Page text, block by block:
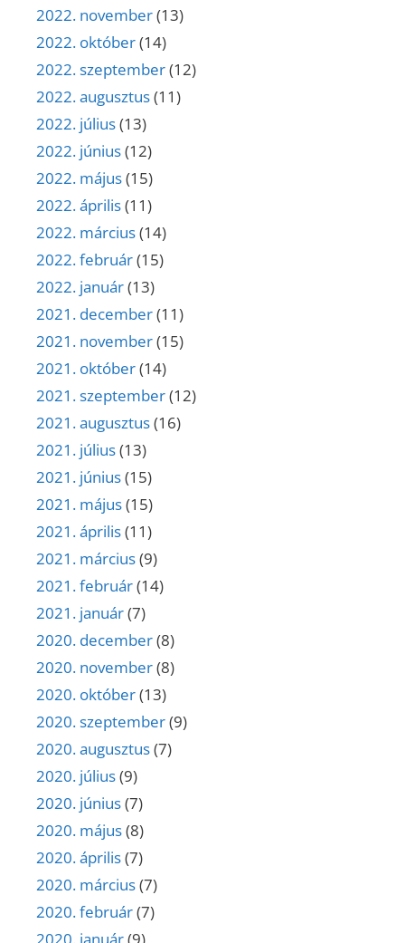
2022. november(13)
2022. október(14)
2022. szeptember(12)
2022. augusztus(11)
2022. július(13)
2022. június(12)
2022. május(15)
2022. április(11)
2022. március(14)
2022. február(15)
2022. január(13)
2021. december(11)
2021. november(15)
2021. október(14)
2021. szeptember(12)
2021. augusztus(16)
2021. július(13)
2021. június(15)
2021. május(15)
2021. április(11)
2021. március(9)
2021. február(14)
2021. január(7)
2020. december(8)
2020. november(8)
2020. október(13)
2020. szeptember(9)
2020. augusztus(7)
2020. július(9)
2020. június(7)
2020. május(8)
2020. április(7)
2020. március(7)
2020. február(7)